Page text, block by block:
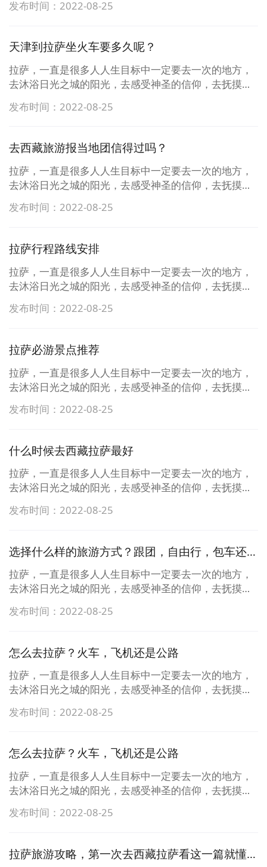
亮湾一李坑Day2：理坑一察关-虹关村一江岭一梦里老
流水人家： ...
样更省时方便。关于婺源住宿住宿有两种选择，如果想
浸式感受徽派风情的话，可以住进这家上过《天天向
上》的百年老宅，让你真正的远离城市的喧嚣，过几天
无忧无虑的慢生活。关于婺源景点游玩婺源的景点主要
分布在婺源东线和北线上，第一天游玩东线，上午可以
可以赏油菜花，秋天还可以看晒秋，一年四季的景色都
有着深厚徽州文化的千年 ...
发布时间：2022-08-25
天津到拉萨坐火车要多久呢？
拉萨，一直是很多人人生目标中一定要去一次的地方，
去沐浴日光之城的阳光，去感受神圣的信仰，去抚摸布
朴的藏式风情，去品尝甜茶，去绝美的羊湖漫步，去扎
略，反而被网上繁杂的，相斥的信息弄得一头懵，反而
不知道到底要怎么玩了。拉萨，一直是很多人人生目标
中一定要去一次的地方，去沐浴日光之城的阳光，去感
受神圣的信仰，去抚摸布达拉宫墙上留下的岁月的痕
茶，去绝美的羊湖漫步，去扎基寺拜拜财神。满怀期待
相斥的信息弄得一头懵，反而不 ...
发布时间：2022-08-25
去西藏旅游报当地团信得过吗？
拉萨，一直是很多人人生目标中一定要去一次的地方，
去沐浴日光之城的阳光，去感受神圣的信仰，去抚摸布
达拉宫墙上留下的岁月的痕迹，去热闹的八廓街体验淳
朴的藏式风情，去品尝甜茶，去绝美的羊湖漫步，去扎
略，反而被网上繁杂的，相斥的信息弄得一头懵，反而
不知道到底要怎么玩了。拉萨，一直是很多人人生目标
中一定要去一次的地方，去沐浴日光之城的阳光，去感
受神圣的信仰，去抚摸布达拉宫墙上留下的岁月的痕
茶，去绝美的羊湖漫步，去扎基寺拜拜财神。满怀期待
相斥的信息弄得一头懵，反而不 ...
发布时间：2022-08-25
拉萨行程路线安排
拉萨，一直是很多人人生目标中一定要去一次的地方，
去沐浴日光之城的阳光，去感受神圣的信仰，去抚摸布
达拉宫墙上留下的岁月的痕迹，去热闹的八廓街体验淳
朴的藏式风情，去品尝甜茶，去绝美的羊湖漫步，去扎
略，反而被网上繁杂的，相斥的信息弄得一头懵，反而
不知道到底要怎么玩了。拉萨，一直是很多人人生目标
中一定要去一次的地方，去沐浴日光之城的阳光，去感
受神圣的信仰，去抚摸布达拉宫墙上留下的岁月的痕
茶，去绝美的羊湖漫步，去扎基寺拜拜财神。满怀期待
相斥的信息弄得一头懵，反而不 ...
发布时间：2022-08-25
拉萨必游景点推荐
拉萨，一直是很多人人生目标中一定要去一次的地方，
去沐浴日光之城的阳光，去感受神圣的信仰，去抚摸布
朴的藏式风情，去品尝甜茶，去绝美的羊湖漫步，去扎
略，反而被网上繁杂的，相斥的信息弄得一头懵，反而
不知道到底要怎么玩了。拉萨，一直是很多人人生目标
中一定要去一次的地方，去沐浴日光之城的阳光，去感
受神圣的信仰，去抚摸布达拉宫墙上留下的岁月的痕
茶，去绝美的羊湖漫步，去扎基寺拜拜财神。满怀期待
相斥的信息弄得一头懵，反而不 ...
发布时间：2022-08-25
什么时候去西藏拉萨最好
拉萨，一直是很多人人生目标中一定要去一次的地方，
去沐浴日光之城的阳光，去感受神圣的信仰，去抚摸布
朴的藏式风情，去品尝甜茶，去绝美的羊湖漫步，去扎
略，反而被网上繁杂的，相斥的信息弄得一头懵，反而
不知道到底要怎么玩了。拉萨，一直是很多人人生目标
中一定要去一次的地方，去沐浴日光之城的阳光，去感
受神圣的信仰，去抚摸布达拉宫墙上留下的岁月的痕
茶，去绝美的羊湖漫步，去扎基寺拜拜财神。满怀期待
相斥的信息弄得一头懵，反而不 ...
发布时间：2022-08-25
选择什么样的旅游方式？跟团，自由行，包车还是自驾？
拉萨，一直是很多人人生目标中一定要去一次的地方，
去沐浴日光之城的阳光，去感受神圣的信仰，去抚摸布
朴的藏式风情，去品尝甜茶，去绝美的羊湖漫步，去扎
略，反而被网上繁杂的，相斥的信息弄得一头懵，反而
不知道到底要怎么玩了。拉萨，一直是很多人人生目标
中一定要去一次的地方，去沐浴日光之城的阳光，去感
受神圣的信仰，去抚摸布达拉宫墙上留下的岁月的痕
茶，去绝美的羊湖漫步，去扎基寺拜拜财神。满怀期待
相斥的信息弄得一头懵，反而不 ...
发布时间：2022-08-25
怎么去拉萨？火车，飞机还是公路
拉萨，一直是很多人人生目标中一定要去一次的地方，
去沐浴日光之城的阳光，去感受神圣的信仰，去抚摸布
朴的藏式风情，去品尝甜茶，去绝美的羊湖漫步，去扎
略，反而被网上繁杂的，相斥的信息弄得一头懵，反而
不知道到底要怎么玩了。拉萨，一直是很多人人生目标
中一定要去一次的地方，去沐浴日光之城的阳光，去感
受神圣的信仰，去抚摸布达拉宫墙上留下的岁月的痕
茶，去绝美的羊湖漫步，去扎基寺拜拜财神。满怀期待
相斥的信息弄得一头懵，反而不 ...
发布时间：2022-08-25
怎么去拉萨？火车，飞机还是公路
拉萨，一直是很多人人生目标中一定要去一次的地方，
去沐浴日光之城的阳光，去感受神圣的信仰，去抚摸布
达拉宫墙上留下的岁月的痕迹，去热闹的八廓街体验淳
朴的藏式风情，去品尝甜茶，去绝美的羊湖漫步，去扎
略，反而被网上繁杂的，相斥的信息弄得一头懵，反而
不知道到底要怎么玩了。拉萨，一直是很多人人生目标
发布时间：2022-08-25
拉萨旅游攻略，第一次去西藏拉萨看这一篇就懂了！